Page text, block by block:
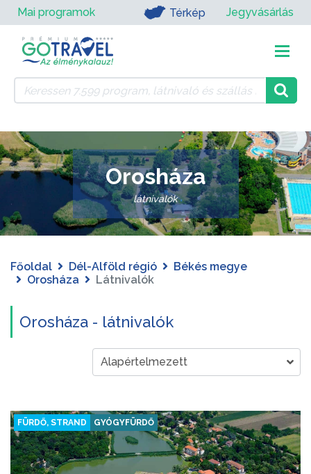
Mai programok Térkép Jegyvásárlás
Orosháza
látnivalók
Főoldal Dél-Alföld régió
Békés megye
Orosháza
Látnivalók
Orosháza - látnivalók
FÜRDŐ, STRAND GYÓGYFÜRDŐ